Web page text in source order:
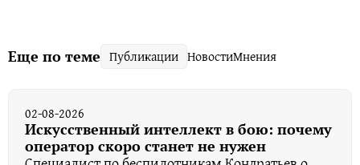
Еще по теме Публикации НовостиМнения
02-08-2026
Искусственный интеллект в бою: почему
оператор скоро станет не нужен